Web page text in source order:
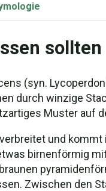
sollten
(syn.
durch winzige
Muster auf
und kommt
birnenförmig
Zwischen den